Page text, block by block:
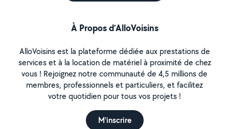
À Propos d’AlloVoisins
AlloVoisins est la plateforme dédiée aux prestations de
services et à la location de matériel à proximité de chez
vous ! Rejoignez notre communauté de 4,5 millions de
membres, professionnels et particuliers, et facilitez
votre quotidien pour tous vos projets !
M'inscrire